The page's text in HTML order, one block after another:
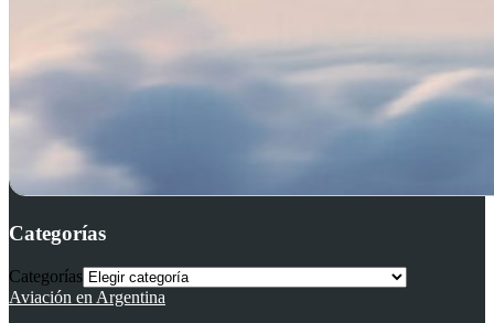
Categorías
Categorías
Aviación en Argentina